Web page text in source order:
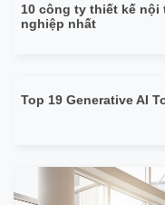
10 công ty thiết kế
nghiệp nhất
Top 19 Generative AI